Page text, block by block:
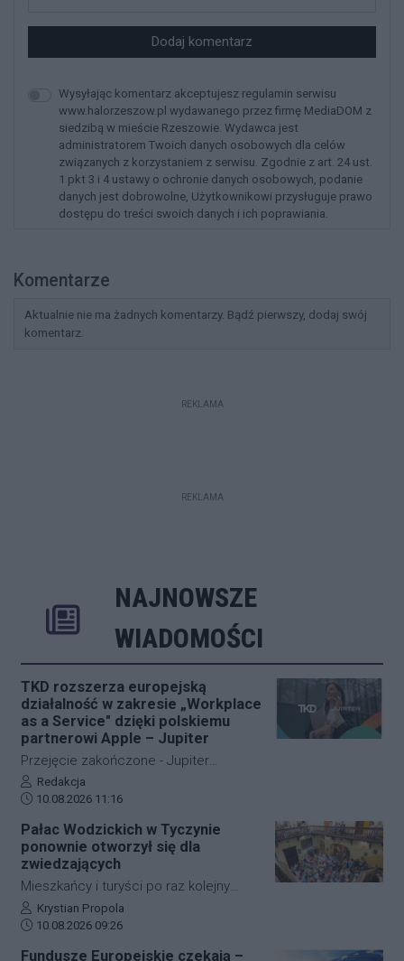
Dodaj komentarz
Wysyłając komentarz akceptujesz regulamin serwisu
www.halorzeszow.pl wydawanego przez firmę MediaDOM z
siedzibą w mieście Rzeszowie. Wydawca jest
administratorem Twoich danych osobowych dla celów
związanych z korzystaniem z serwisu. Zgodnie z art. 24 ust.
1 pkt 3 i 4 ustawy o ochronie danych osobowych, podanie
danych jest dobrowolne, Użytkownikowi przysługuje prawo
dostępu do treści swoich danych i ich poprawiania.
Komentarze
Aktualnie nie ma żadnych komentarzy. Bądź pierwszy, dodaj swój
komentarz.
REKLAMA
REKLAMA
NAJNOWSZE
WIADOMOŚCI
TKD rozszerza europejską
działalność w zakresie „Workplace
as a Service" dzięki polskiemu
partnerowi Apple – Jupiter
Przejęcie zakończone - Jupiter
kontynuuje działalność z
dotychczasowym zarządem,
zespołem, lokalizacją i marką.
Autor artykułu:
Redakcja
Data dodania artykułu:
10.08.2026 11:16
Pałac Wodzickich w Tyczynie
ponownie otworzył się dla
zwiedzających
Mieszkańcy i turyści po raz kolejny
mogli zajrzeć do wnętrz Pałacu
Wodzickich w Tyczynie. W niedzielę, 9
Autor artykułu:
Krystian Propola
Data dodania artykułu:
10.08.2026 09:26
Fundusze Europejskie czekają –